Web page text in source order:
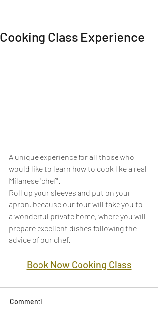
Cooking Class Experience
A unique experience for all those who
would like to learn how to cook like a real
Milanese "chef".
Roll up your sleeves and put on your
apron, because our tour will take you to
a wonderful private home, where you will
prepare excellent dishes following the
advice of our chef.
Book Now Cooking Class
Commenti